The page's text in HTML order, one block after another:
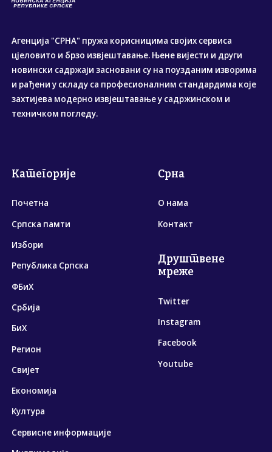
Агенција "СРНА" пружа корисницима својих сервиса
цјеловито и брзо извјештавање. Њене вијести и други
новински садржаји засновани су на поузданим изворима
и рађени у складу са професионалним стандардима које
захтијева модерно извјештавање у садржинском и
техничком погледу.
Категорије
Почетна
Српска памти
Избори
Република Српска
ФБиХ
Србија
БиХ
Регион
Свијет
Економија
Култура
Сервисне информације
Срна
О нама
Контакт
Друштвене
мреже
Twitter
Instagram
Facebook
Youtube